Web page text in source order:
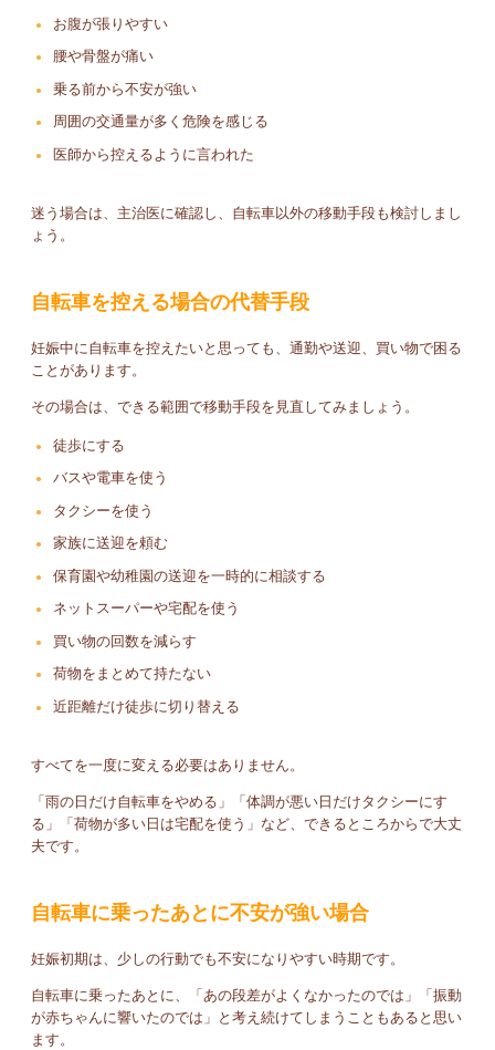
お腹が張りやすい
腰や骨盤が痛い
乗る前から不安が強い
周囲の交通量が多く危険を感じる
医師から控えるように言われた
迷う場合は、主治医に確認し、自転車以外の移動手段も検討しまし
ょう。
自転車を控える場合の代替手段
妊娠中に自転車を控えたいと思っても、通勤や送迎、買い物で困る
ことがあります。
その場合は、できる範囲で移動手段を見直してみましょう。
徒歩にする
バスや電車を使う
タクシーを使う
家族に送迎を頼む
保育園や幼稚園の送迎を一時的に相談する
ネットスーパーや宅配を使う
買い物の回数を減らす
荷物をまとめて持たない
近距離だけ徒歩に切り替える
すべてを一度に変える必要はありません。
「雨の日だけ自転車をやめる」「体調が悪い日だけタクシーにす
る」「荷物が多い日は宅配を使う」など、できるところからで大丈
夫です。
自転車に乗ったあとに不安が強い場合
妊娠初期は、少しの行動でも不安になりやすい時期です。
自転車に乗ったあとに、「あの段差がよくなかったのでは」「振動
が赤ちゃんに響いたのでは」と考え続けてしまうこともあると思い
ます。